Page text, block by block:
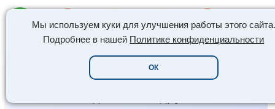
Мы используем куки для улучшения работы этого сайта.
Подробнее в нашей Политике конфиденциальности
ОК
0 0 0 0 0
Не потеряйте статью! 💡 Сохраните её